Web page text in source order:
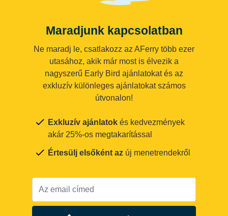
Maradjunk kapcsolatban
Ne maradj le, csatlakozz az AFerry több ezer
utasához, akik már most is élvezik a
nagyszerű Early Bird ajánlatokat és az
exkluzív különleges ajánlatokat számos
útvonalon!
Exkluzív ajánlatok és kedvezmények
akár 25%-os megtakarítással
Értesülj elsőként az új menetrendekről